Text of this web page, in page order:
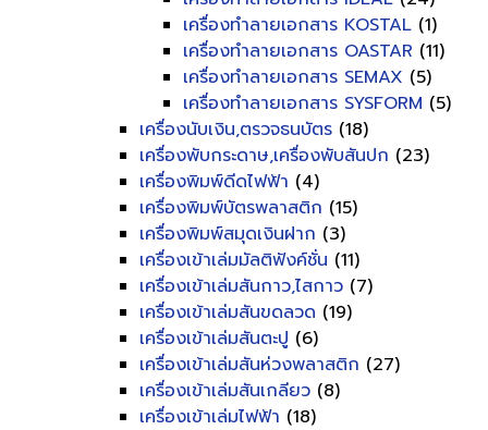
เครื่องทำลายเอกสาร KOSTAL (1)
เครื่องทำลายเอกสาร OASTAR (11)
เครื่องทำลายเอกสาร SEMAX (5)
เครื่องทำลายเอกสาร SYSFORM (5)
เครื่องนับเงิน,ตรวจธนบัตร (18)
เครื่องพับกระดาษ,เครื่องพับสันปก (23)
เครื่องพิมพ์ดีดไฟฟ้า (4)
เครื่องพิมพ์บัตรพลาสติก (15)
เครื่องพิมพ์สมุดเงินฝาก (3)
เครื่องเข้าเล่มมัลติฟังค์ชั่น (11)
เครื่องเข้าเล่มสันกาว,ไสกาว (7)
เครื่องเข้าเล่มสันขดลวด (19)
เครื่องเข้าเล่มสันตะปู (6)
เครื่องเข้าเล่มสันห่วงพลาสติก (27)
เครื่องเข้าเล่มสันเกลียว (8)
เครื่องเข้าเล่มไฟฟ้า (18)